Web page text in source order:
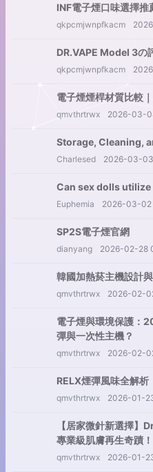
INF電子煙口味選擇推
qkpcmjwnpfkacm
DR.VAPE Model 3の
qkpcmjwnpfkacm
電子煙煙桿材質比較
qmvthrtrwx 2026-03-
Storage, Cleaning,
Charlesed 2026-03-
Can sex dolls
Euphemia 2026-03-02
SP2S電子煙官網
dianyang 2026-02-28
韓國加熱菸主機設計
qmvthrtrwx 2026-02-
電子煙與環境保護：
彈與一次性主機？
qmvthrtrwx 2026-02-
RELX煙彈風味全解析
qmvthrtrwx 2026-01-
【居家微針新選擇】
專業級肌膚再生奇蹟！
qmvthrtrwx 2026-01-